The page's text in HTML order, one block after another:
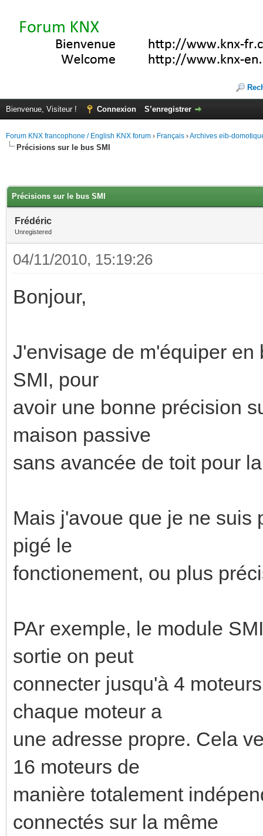
Bienvenue, Visiteur ! Connexion S’enregistrer
Forum KNX francophone / English KNX forum › Français ›Archives eib-
Précisions sur le bus SMI
Précisions sur le bus SMI
Frédéric
Unregistered
04/11/2010, 15:19:26
Bonjour,
J'envisage de m'équiper
SMI, pour
avoir une bonne précision
maison passive
sans avancée de toit pour
Mais j'avoue que je ne suis
pigé le
fonctionement, ou plus
PAr exemple, le module
sortie on peut
connecter jusqu'à 4
chaque moteur a
une adresse propre. Cela
16 moteurs de
manière totalement
connectés sur la même